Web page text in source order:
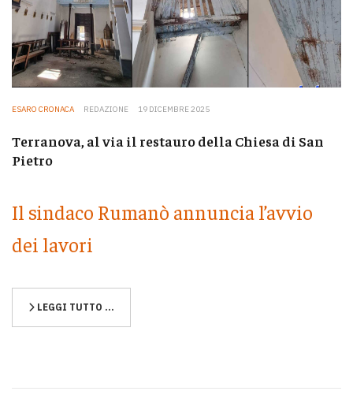
ESARO CRONACA REDAZIONE 19 DICEMBRE 2025
Terranova, al via il restauro della Chiesa di San
Pietro
Il sindaco Rumanò annuncia l’avvio
dei lavori
LEGGI TUTTO …